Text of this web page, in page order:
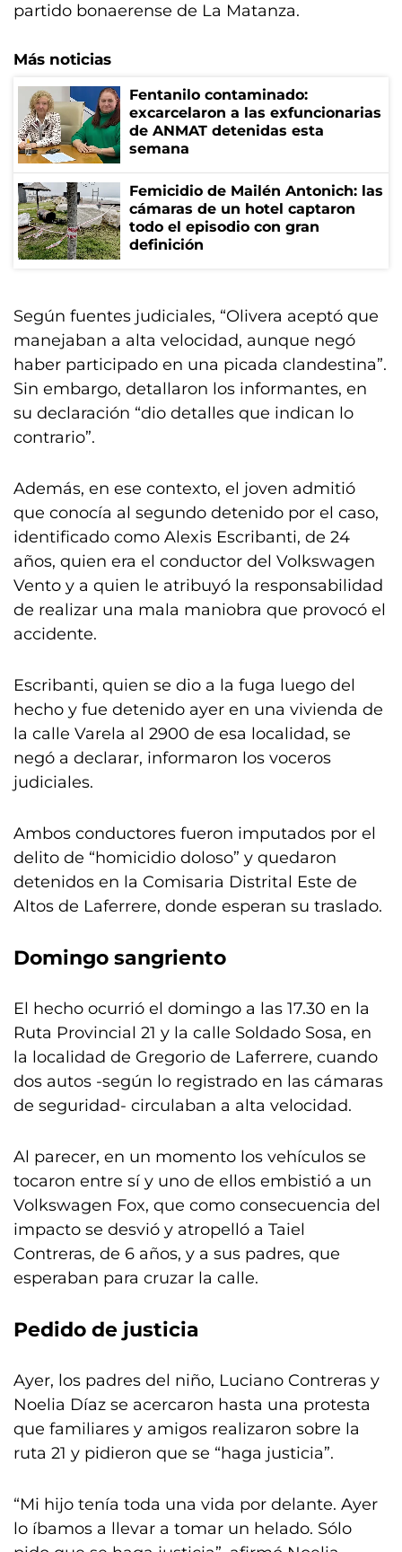
partido bonaerense de La Matanza.
Más noticias
Fentanilo contaminado:
excarcelaron a las exfuncionarias
de ANMAT detenidas esta
semana
Femicidio de Mailén Antonich: las
cámaras de un hotel captaron
todo el episodio con gran
definición
Según fuentes judiciales, “Olivera aceptó que
manejaban a alta velocidad, aunque negó
haber participado en una picada clandestina”.
Sin embargo, detallaron los informantes, en
su declaración “dio detalles que indican lo
contrario”.
Además, en ese contexto, el joven admitió
que conocía al segundo detenido por el caso,
identificado como Alexis Escribanti, de 24
años, quien era el conductor del Volkswagen
Vento y a quien le atribuyó la responsabilidad
de realizar una mala maniobra que provocó el
accidente.
Escribanti, quien se dio a la fuga luego del
hecho y fue detenido ayer en una vivienda de
la calle Varela al 2900 de esa localidad, se
negó a declarar, informaron los voceros
judiciales.
Ambos conductores fueron imputados por el
delito de “homicidio doloso” y quedaron
detenidos en la Comisaria Distrital Este de
Altos de Laferrere, donde esperan su traslado.
Domingo sangriento
El hecho ocurrió el domingo a las 17.30 en la
Ruta Provincial 21 y la calle Soldado Sosa, en
la localidad de Gregorio de Laferrere, cuando
dos autos -según lo registrado en las cámaras
de seguridad- circulaban a alta velocidad.
Al parecer, en un momento los vehículos se
tocaron entre sí y uno de ellos embistió a un
Volkswagen Fox, que como consecuencia del
impacto se desvió y atropelló a Taiel
Contreras, de 6 años, y a sus padres, que
esperaban para cruzar la calle.
Pedido de justicia
Ayer, los padres del niño, Luciano Contreras y
Noelia Díaz se acercaron hasta una protesta
que familiares y amigos realizaron sobre la
ruta 21 y pidieron que se “haga justicia”.
“Mi hijo tenía toda una vida por delante. Ayer
lo íbamos a llevar a tomar un helado. Sólo